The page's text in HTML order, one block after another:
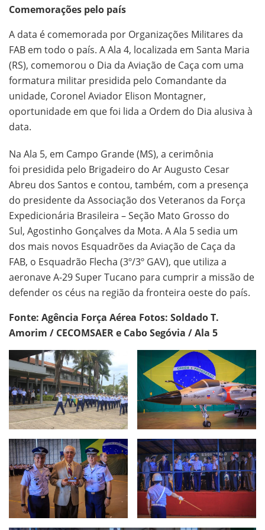
Comemorações pelo país
A data é comemorada por Organizações Militares da
FAB em todo o país. A Ala 4, localizada em Santa Maria
(RS), comemorou o Dia da Aviação de Caça com uma
formatura militar presidida pelo Comandante da
unidade, Coronel Aviador Elison Montagner,
oportunidade em que foi lida a Ordem do Dia alusiva à
data.
Na Ala 5, em Campo Grande (MS), a cerimônia
foi presidida pelo Brigadeiro do Ar Augusto Cesar
Abreu dos Santos e contou, também, com a presença
do presidente da Associação dos Veteranos da Força
Expedicionária Brasileira – Seção Mato Grosso do
Sul, Agostinho Gonçalves da Mota. A Ala 5 sedia um
dos mais novos Esquadrões da Aviação de Caça da
FAB, o Esquadrão Flecha (3º/3º GAV), que utiliza a
aeronave A-29 Super Tucano para cumprir a missão de
defender os céus na região da fronteira oeste do país.
Fonte: Agência Força Aérea Fotos: Soldado T.
Amorim / CECOMSAER e Cabo Segóvia / Ala 5